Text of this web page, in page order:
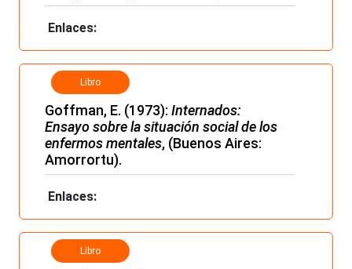
Enlaces:
Libro
Goffman, E. (1973): Internados:
Ensayo sobre la situación social de los
enfermos mentales, (Buenos Aires:
Amorrortu).
Enlaces:
Libro